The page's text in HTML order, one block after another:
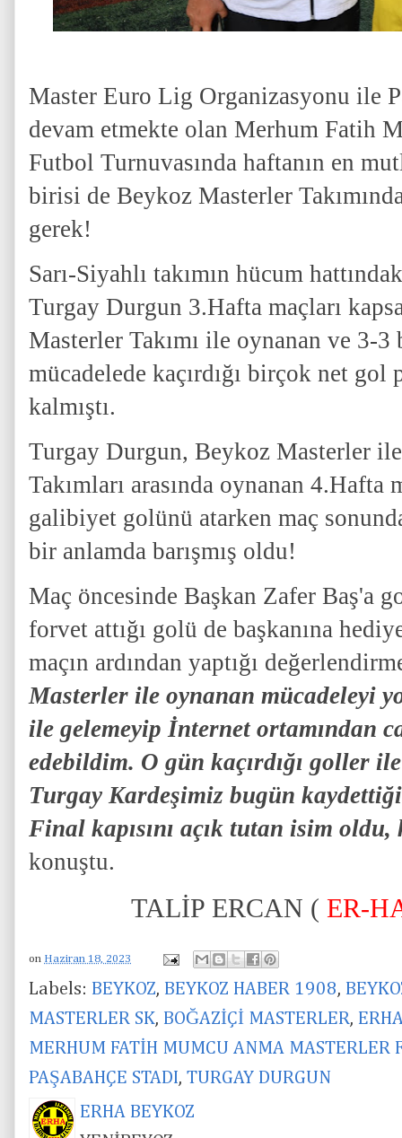
Master Euro Lig Organizasyonu ile
devam etmekte olan Merhum Fatih
Futbol Turnuvasında haftanın en
birisi de Beykoz Masterler
gerek!
Sarı-Siyahlı takımın hücum
Turgay Durgun 3.Hafta maçları
Masterler Takımı ile oynanan ve 3-
mücadelede kaçırdığı birçok net
kalmıştı.
Turgay Durgun, Beykoz Masterler
Takımları arasında oynanan 4.Hafta
galibiyet golünü atarken maç
bir anlamda barışmış oldu!
Maç öncesinde Başkan Zafer Baş'a
forvet attığı golü de başkanına
maçın ardından yaptığı
Masterler ile oynanan mücadeleyi
ile gelemeyip İnternet ortamından
edebildim. O gün kaçırdığı goller
Turgay Kardeşimiz bugün
Final kapısını açık tutan isim
konuştu.
TALİP ERCAN ( ER-
on Haziran 18, 2023
Labels: BEYKOZ, BEYKOZ HABER 1908,
MASTERLER SK, BOĞAZİÇİ MASTERLER,
MERHUM FATİH MUMCU ANMA MASTERLER
PAŞABAHÇE STADI, TURGAY DURGUN
ERHA BEYKOZ